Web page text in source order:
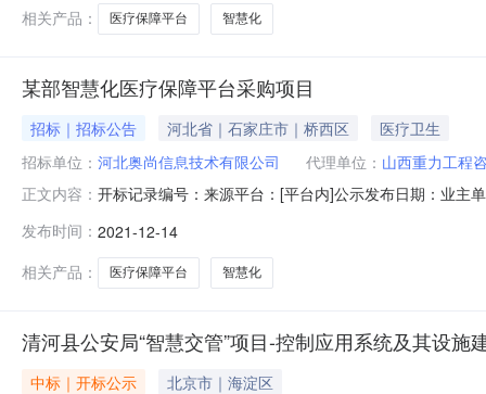
统一社会信
相关产品：
医疗保障平台 智慧化
某部智慧化医疗保障平台采购项目
招标｜招标公告 河北省｜石家庄市｜桥西区
医疗卫生
招标单位： 河北奥尚信息技术有限公司 代理单位： 山西重力工程
正文内容： 开标记录编号：来源平台：[平台内]公示发布日期：业主
市新华区中华北大街198号中储广场E座10楼会议室序号
构代码统一社
发布时间： 2021-12-14
相关产品：
医疗保障平台 智慧化
清河县公安局“智慧交管”项目-控制应用系统及其设施
中标｜开标公示
北京市｜海淀区